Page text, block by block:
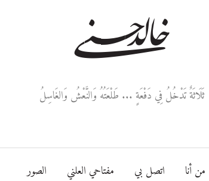
خالد حسني
ثَلَاثَةٌ تَدْخُلُ فِي دَفْعَةٍ ... طَلْعَتُهُ وَالنَّعْشُ وَالغَاسِلُ
من أنا اتصل بي مفتاحي العلني الصور